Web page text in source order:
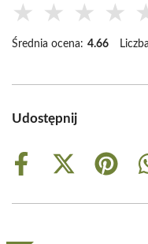
★ ★ ★ ★
Średnia ocena: 4.66
Udostępnij
Share
Share
(Twitter)
Share